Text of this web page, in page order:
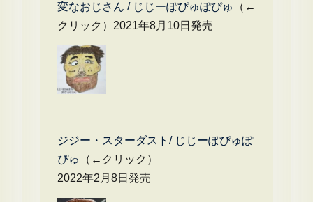
変なおじさん / じじーぽぴゅぽぴゅ
（←
クリック）2021年8月10日発売
ジジー・スターダスト/ じじーぽぴゅぽ
ぴゅ
（←クリック）
2022年2月8日発売